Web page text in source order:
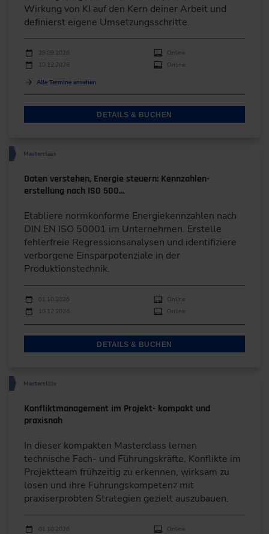
Wirkung von KI auf den Kern deiner Arbeit und
definierst eigene Umsetzungsschritte.
Durchführungen
Veranstaltungsdatum
29.09.2026
Online
10.12.2026
Online
Alle Termine ansehen
DETAILS & BUCHEN
Masterclass
Daten verstehen, Energie steuern: Kennzahlen-
erstellung nach ISO 500…
Etabliere normkonforme Energiekennzahlen nach
DIN EN ISO 50001 im Unternehmen. Erstelle
fehlerfreie Regressionsanalysen und identifiziere
verborgene Einsparpotenziale in der
Produktionstechnik.
Durchführungen
Veranstaltungsdatum
01.10.2026
Online
10.12.2026
Online
DETAILS & BUCHEN
Masterclass
Konfliktmanagement im Projekt- kompakt und
praxisnah
In dieser kompakten Masterclass lernen
technische Fach- und Führungskräfte, Konflikte im
Projektteam frühzeitig zu erkennen, wirksam zu
lösen und ihre Führungskompetenz mit
praxiserprobten Strategien gezielt auszubauen.
Durchführungen
Veranstaltungsdatum
01.10.2026
Online